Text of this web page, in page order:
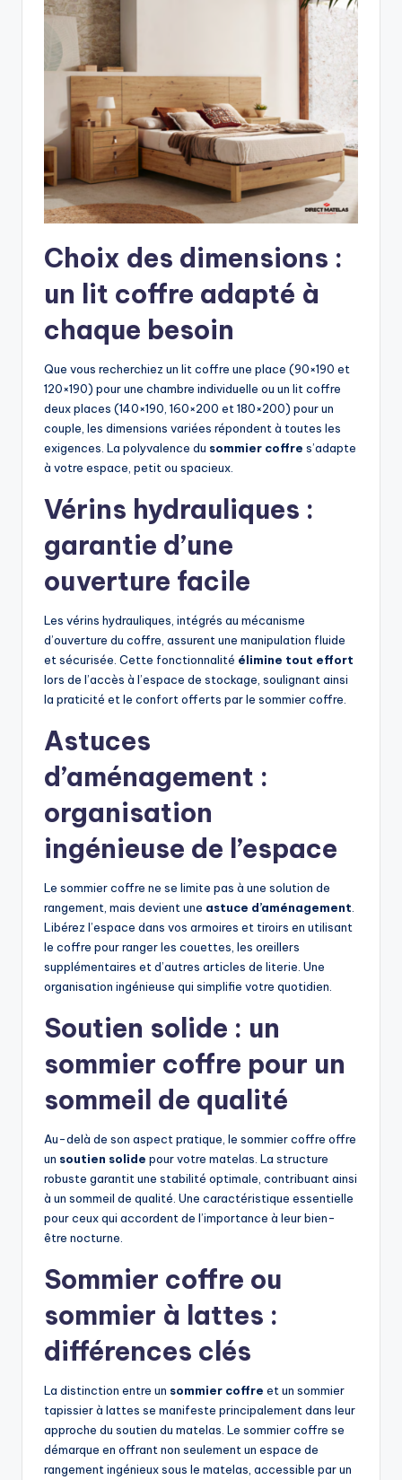
Choix des dimensions :
un lit coffre adapté à
chaque besoin
Que vous recherchiez un lit coffre une place (90×190 et
120×190) pour une chambre individuelle ou un lit coffre
deux places (140×190, 160×200 et 180×200) pour un
couple, les dimensions variées répondent à toutes les
exigences. La polyvalence du sommier coffre s’adapte
à votre espace, petit ou spacieux.
Vérins hydrauliques :
garantie d’une
ouverture facile
Les vérins hydrauliques, intégrés au mécanisme
d’ouverture du coffre, assurent une manipulation fluide
et sécurisée. Cette fonctionnalité élimine tout effort
lors de l’accès à l’espace de stockage, soulignant ainsi
la praticité et le confort offerts par le sommier coffre.
Astuces
d’aménagement :
organisation
ingénieuse de l’espace
Le sommier coffre ne se limite pas à une solution de
rangement, mais devient une astuce d’aménagement
Libérez l’espace dans vos armoires et tiroirs en utilisant
le coffre pour ranger les couettes, les oreillers
supplémentaires et d’autres articles de literie. Une
organisation ingénieuse qui simplifie votre quotidien.
Soutien solide : un
sommier coffre pour un
sommeil de qualité
Au-delà de son aspect pratique, le sommier coffre offre
un soutien solide pour votre matelas. La structure
robuste garantit une stabilité optimale, contribuant ainsi
à un sommeil de qualité. Une caractéristique essentielle
pour ceux qui accordent de l’importance à leur bien-
être nocturne.
Sommier coffre ou
sommier à lattes :
différences clés
La distinction entre un sommier coffre et un sommier
tapissier à lattes se manifeste principalement dans leur
approche du soutien du matelas. Le sommier coffre se
démarque en offrant non seulement un espace de
rangement ingénieux sous le matelas, accessible par un